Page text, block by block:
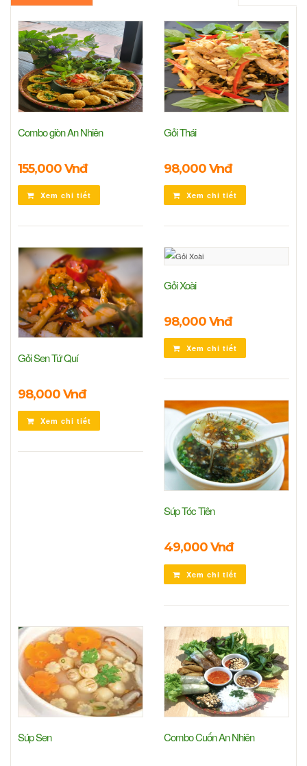
Combo giòn An Nhiên
155,000 Vnđ
Xem chi tiết
Gỏi Thái
98,000 Vnđ
Xem chi tiết
Gỏi Sen Tứ Quí
98,000 Vnđ
Xem chi tiết
Gỏi Xoài
98,000 Vnđ
Xem chi tiết
Súp Tóc Tiên
49,000 Vnđ
Xem chi tiết
Súp Sen Combo Cuốn An Nhiên